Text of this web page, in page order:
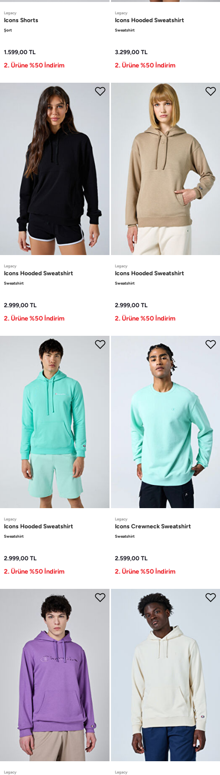
Legacy
Icons Shorts
Şort
1.599,00 TL
2. Ürüne %50 İndirim
Legacy
Icons Hooded Sweatshirt
Sweatshirt
3.299,00 TL
2. Ürüne %50 İndirim
Legacy
Icons Hooded Sweatshirt
Sweatshirt
2.999,00 TL
2. Ürüne %50 İndirim
Legacy
Icons Hooded Sweatshirt
Sweatshirt
2.999,00 TL
2. Ürüne %50 İndirim
Legacy
Icons Hooded Sweatshirt
Sweatshirt
2.999,00 TL
2. Ürüne %50 İndirim
Legacy
Icons Crewneck Sweatshirt
Sweatshirt
2.599,00 TL
2. Ürüne %50 İndirim
Legacy Legacy